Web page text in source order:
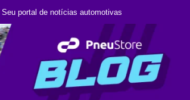
portal de notícias automotivas